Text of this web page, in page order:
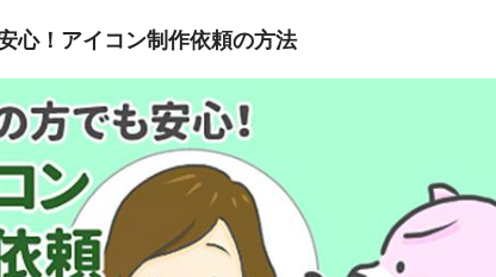
心！アイコン制作依頼の方法